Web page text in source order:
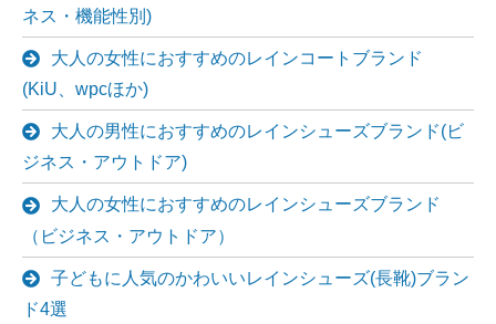
ネス・機能性別)
大人の女性におすすめのレインコートブランド
(KiU、wpcほか)
大人の男性におすすめのレインシューズブランド(ビ
ジネス・アウトドア)
大人の女性におすすめのレインシューズブランド
（ビジネス・アウトドア）
子どもに人気のかわいいレインシューズ(長靴)ブラン
ド4選